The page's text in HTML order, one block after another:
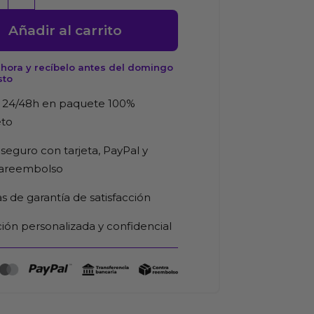
Añadir al carrito
y recíbelo antes del domingo
24/48h en paquete 100%
con tarjeta, PayPal y
de garantía de satisfacción
personalizada y confidencial